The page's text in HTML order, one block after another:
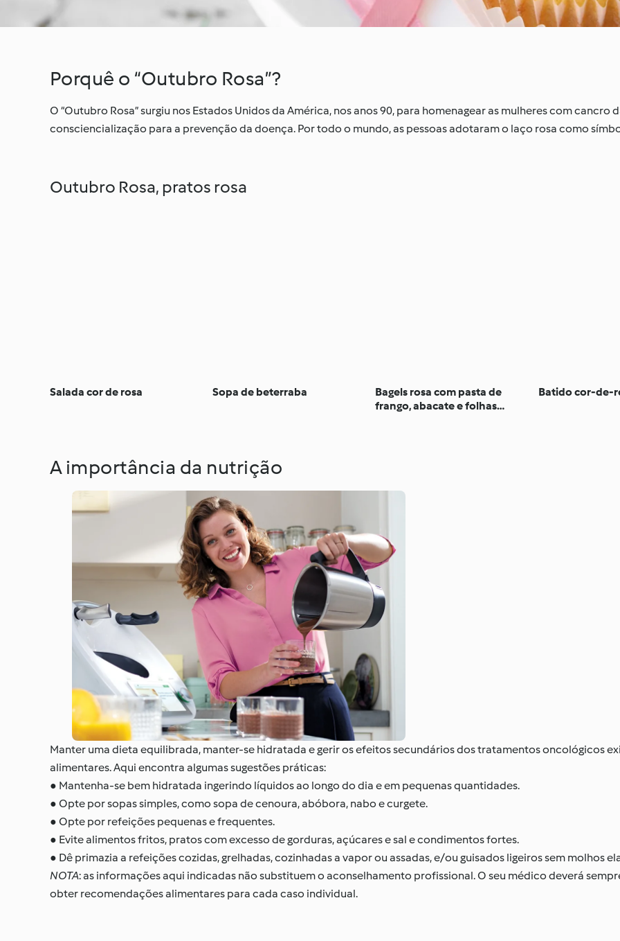
Porquê o “Outubro Rosa”?
O “Outubro Rosa” surgiu nos Estados Unidos da América, nos anos 90, para homenagear as mulheres com cancro
consciencialização para a prevenção da doença. Por todo o mundo, as pessoas adotaram o laço rosa como
Outubro Rosa, pratos rosa
Salada cor de rosa Sopa de beterraba
Bagels rosa com pasta de
frango, abacate e folhas
Batido cor-de-
A importância da nutrição
Manter uma dieta equilibrada, manter-se hidratada e gerir os efeitos secundários dos tratamentos oncológicos
alimentares. Aqui encontra algumas sugestões práticas:
● Mantenha-se bem hidratada ingerindo líquidos ao longo do dia e em pequenas quantidades.
● Opte por sopas simples, como sopa de cenoura, abóbora, nabo e curgete.
● Opte por refeições pequenas e frequentes.
● Evite alimentos fritos, pratos com excesso de gorduras, açúcares e sal e condimentos fortes.
● Dê primazia a refeições cozidas, grelhadas, cozinhadas a vapor ou assadas, e/ou guisados ligeiros sem molhos
NOTA: as informações aqui indicadas não substituem o aconselhamento profissional. O seu médico deverá
obter recomendações alimentares para cada caso individual.